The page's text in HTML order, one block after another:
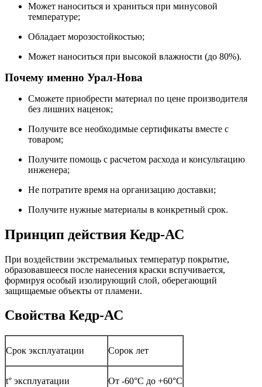
Может наноситься и храниться при минусовой
температуре;
Обладает морозостойкостью;
Может наноситься при высокой влажности (до 80%).
Почему именно Урал-Нова
Сможете приобрести материал по цене производителя
без лишних наценок;
Получите все необходимые сертификаты вместе с
товаром;
Получите помощь с расчетом расхода и консультацию
инженера;
Не потратите время на организацию доставки;
Получите нужные материалы в конкретный срок.
Принцип действия Кедр-АС
При воздействии экстремальных температур покрытие,
образовавшееся после нанесения краски вспучивается,
формируя особый изолирующий слой, оберегающий
защищаемые объекты от пламени.
Свойства Кедр-АС
Срок эксплуатации Сорок лет
t° эксплуатации От -60°С до +60°С